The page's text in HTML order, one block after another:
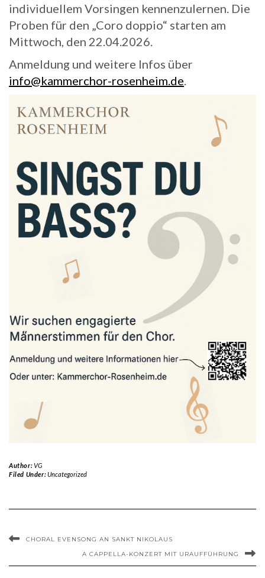
individuellem Vorsingen kennenzulernen. Die
Proben für den „Coro doppio“ starten am
Mittwoch, den 22.04.2026.
Anmeldung und weitere Infos über
info@kammerchor-rosenheim.de
Author:VG
Filed Under:Uncategorized
CHORAL EVENSONG AN SANKT NIKOLAUS
A CAPPELLA-KONZERT MIT URAUFFÜHRUNG